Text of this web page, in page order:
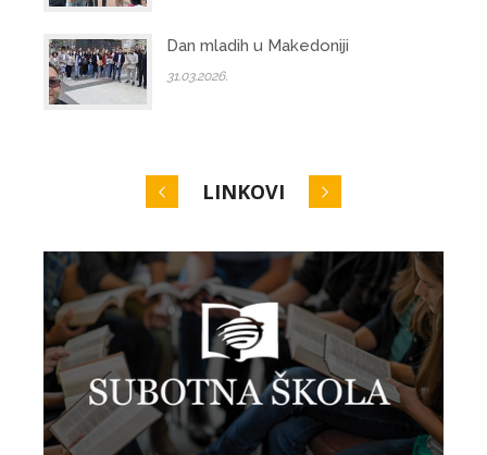
Dan mladih u Makedoniji
31.03.2026.
LINKOVI